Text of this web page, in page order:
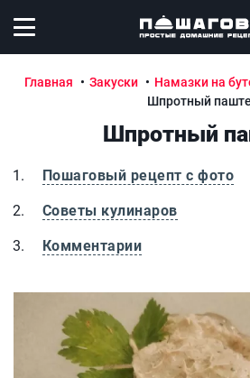
Открыть меню
Главная Закуски Намазки на
Шпротный
Шпротный
Пошаговый рецепт с фото
Советы кулинаров
Комментарии